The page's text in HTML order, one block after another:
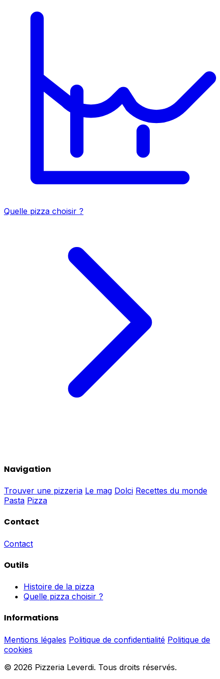
Quelle pizza choisir ?
Navigation
Trouver une pizzeria Le mag Dolci Recettes du monde
Pasta Pizza
Contact
Contact
Outils
Histoire de la pizza
Quelle pizza choisir ?
Informations
Mentions légales Politique de confidentialité Politique de
cookies
© 2026 Pizzeria Leverdi. Tous droits réservés.